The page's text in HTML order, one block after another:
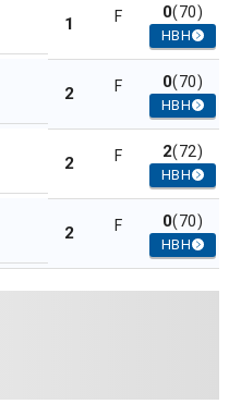
1 F 0(70)
HBH
2 F 0(70)
HBH
2 F 2(72)
HBH
2 F 0(70)
HBH